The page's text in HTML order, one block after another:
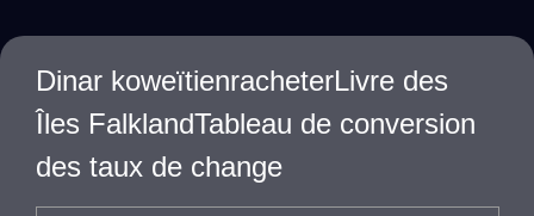
Dinar koweïtienracheterLivre des
Îles FalklandTableau de conversion
des taux de change